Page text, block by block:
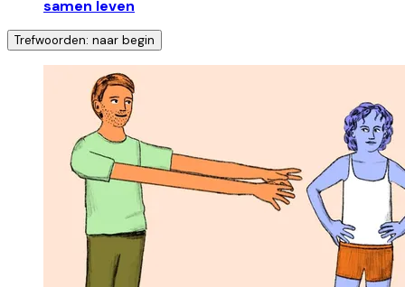
samen leven
Trefwoorden: naar begin